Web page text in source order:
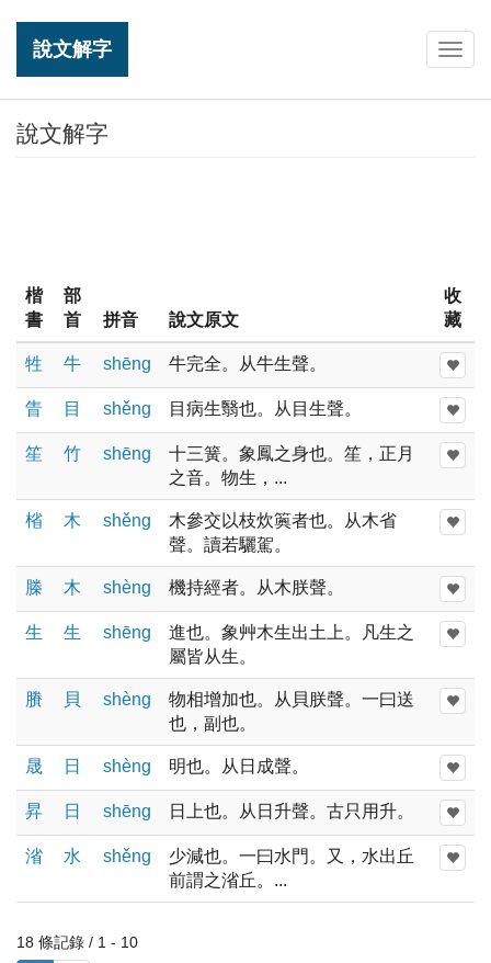
說文解字
說文解字
楷
書
部
首
拼音 說文原文
收
藏
牲 牛 shēnɡ 牛完全。从牛生聲。
眚 目 shěnɡ 目病生翳也。从目生聲。
笙 竹 shēnɡ
十三簧。象鳳之身也。笙，正月
之音。物生，...
㮐 木 shěnɡ
木參交以枝炊䉛者也。从木省
聲。讀若驪駕。
榺 木 shènɡ 機持經者。从木朕聲。
生 生 shēnɡ
進也。象艸木生出土上。凡生之
屬皆从生。
賸 貝 shènɡ
物相增加也。从貝朕聲。一曰送
也，副也。
晟 日 shènɡ 明也。从日成聲。
昇 日 shēnɡ 日上也。从日升聲。古只用升。
渻 水 shěnɡ
少減也。一曰水門。又，水出丘
前謂之渻丘。...
18 條記錄 / 1 - 10